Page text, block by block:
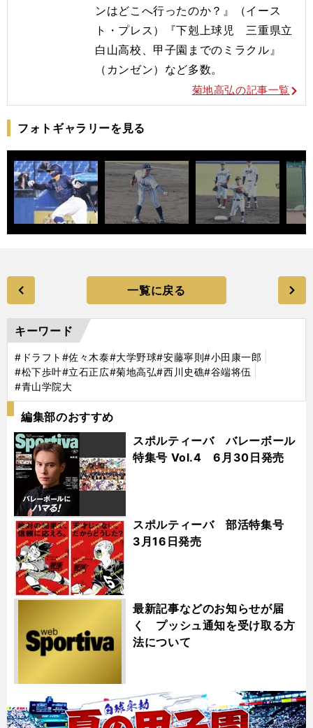
ンはどこへ行ったのか？』（イース
ト・プレス）『下剋上球児 三重県立
白山高校、甲子園までのミラクル』
（カンゼン）など多数。
菊地高弘の記事一覧
フォトギャラリーを見る
一覧に戻る
キーワード
#ドラフト #佐々木泰#大学野球#安藤寧則#小田康一郎
#松下歩叶#立石正広#菊地高弘#西川史礁#谷端将伍
#青山学院大
編集部のおすすめ
スポルティーバ バレーボール
特集号 Vol.4 6月30日発売
スポルティーバ 部活特集号
3月16日発売
最新記事などのお知らせが届
く プッシュ通知を受け取る方
法について